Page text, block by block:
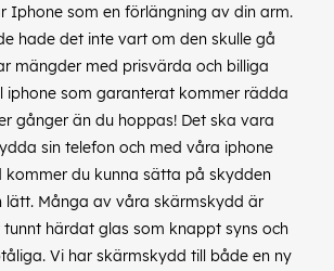
Iphone som en förlängning av din arm.
hade det inte vart om den skulle gå
mängder med prisvärda och billiga
iphone som garanterat kommer rädda
gånger än du hoppas! Det ska vara
sin telefon och med våra iphone
kommer du kunna sätta på skydden
lätt. Många av våra skärmskydd är
härdat glas som knappt syns och
Vi har skärmskydd till både en ny